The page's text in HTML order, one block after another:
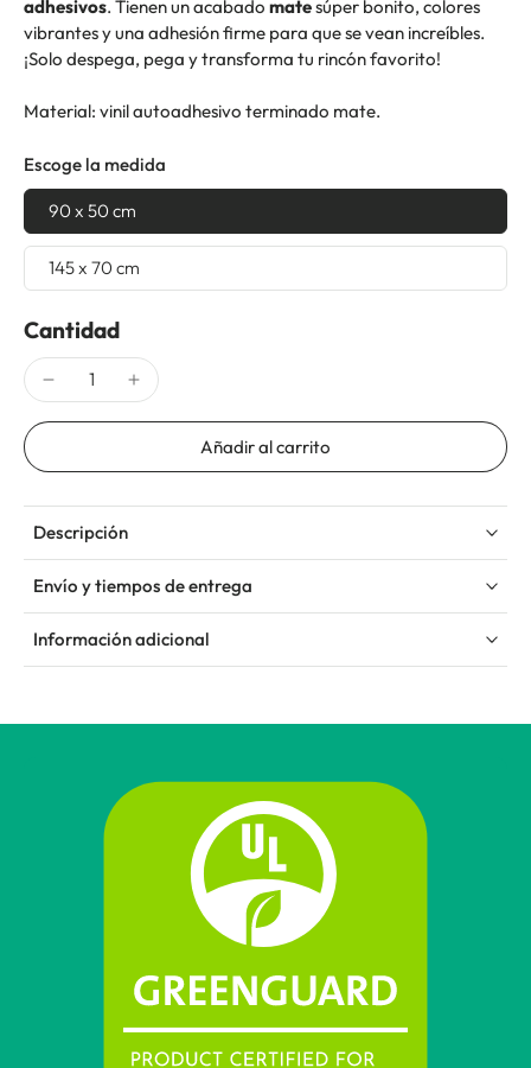
adhesivos. Tienen un acabado matesúper bonito, colores
vibrantes y una adhesión firme para que se vean increíbles.
¡Solo despega, pega y transforma tu rincón favorito!
Material: vinil autoadhesivo terminado mate.
Escoge la medida
90 x 50 cm
145 x 70 cm
Cantidad
Añadir al carrito
Descripción
Envío y tiempos de entrega
Información adicional